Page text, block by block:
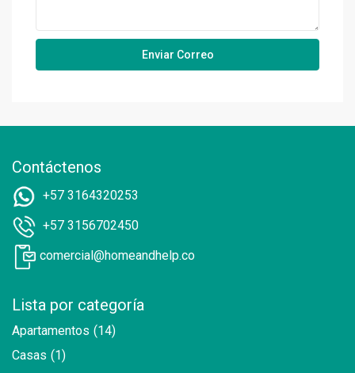
Contáctenos
+57 3164320253
+57 3156702450
comercial@homeandhelp.co
Lista por categoría
Apartamentos (14)
Casas (1)